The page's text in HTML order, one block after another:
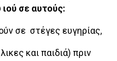
σε αυτούς:
σε στέγες ευγηρίας,
και παιδιά) πριν